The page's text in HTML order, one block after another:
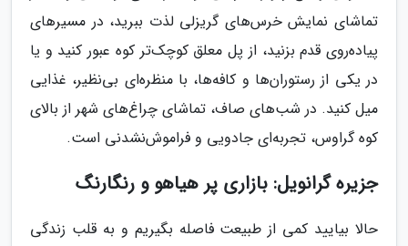
تماشای نمایش خرس‌های گریزلی لذت ببرید، در مسیرهای
پیاده‌روی قدم بزنید، از پل معلق کوچک‌تر کوه عبور کنید و یا
در یکی از رستوران‌ها و کافه‌ها، با منظره‌ای بی‌نظیر، غذایی
میل کنید. در شب‌های صاف، تماشای چراغ‌های شهر از بالای
کوه گراوس، تجربه‌ای جادویی و فراموش‌نشدنی است.
جزیره گرانویل: بازاری پر هیاهو و رنگارنگ
حالا بیایید کمی از طبیعت فاصله بگیریم و به قلب زندگی